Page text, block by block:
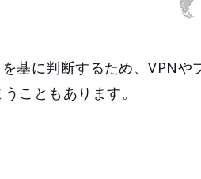
基に判断するため、VPNや
こともあります。